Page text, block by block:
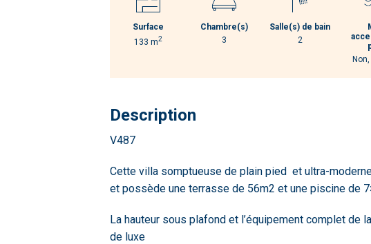
Surface
133 m2
Chambre(s)
3
Salle(s) de bain
2
Description
V487
Cette villa somptueuse de plain pied et ultra-
et possède une terrasse de 56m2 et une piscine de
La hauteur sous plafond et l’équipement complet de
de luxe